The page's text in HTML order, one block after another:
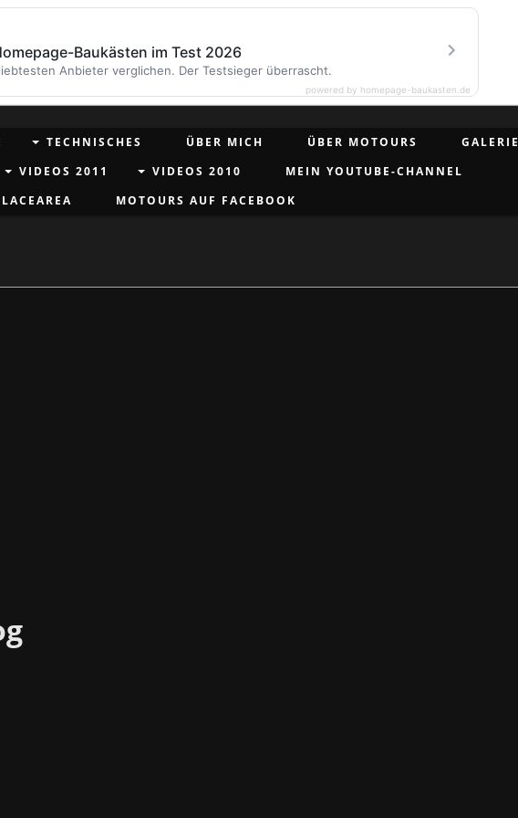
TECHNISCHES ÜBER MICH ÜBER MOTOURS
GALERIE
VIDEOS 2011 VIDEOS 2010
MEIN YOUTUBE-CHANNEL
MOTOURS AUF FACEBOOK
Baukästen im Test 2026
Anbieter verglichen. Der Testsieger überrascht.
powered by homepage-baukasten.de